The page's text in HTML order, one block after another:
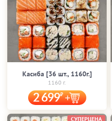
Касиба [36 шт., 1160г.]
1160 г.
2 699
СУПЕРЦЕНА